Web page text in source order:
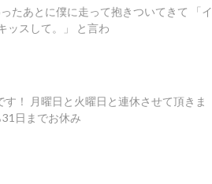
たあとに僕に走って抱きついてきて 「イ
ッスして。」 と言わ
！ 月曜日と火曜日と連休させて頂きま
日までお休み